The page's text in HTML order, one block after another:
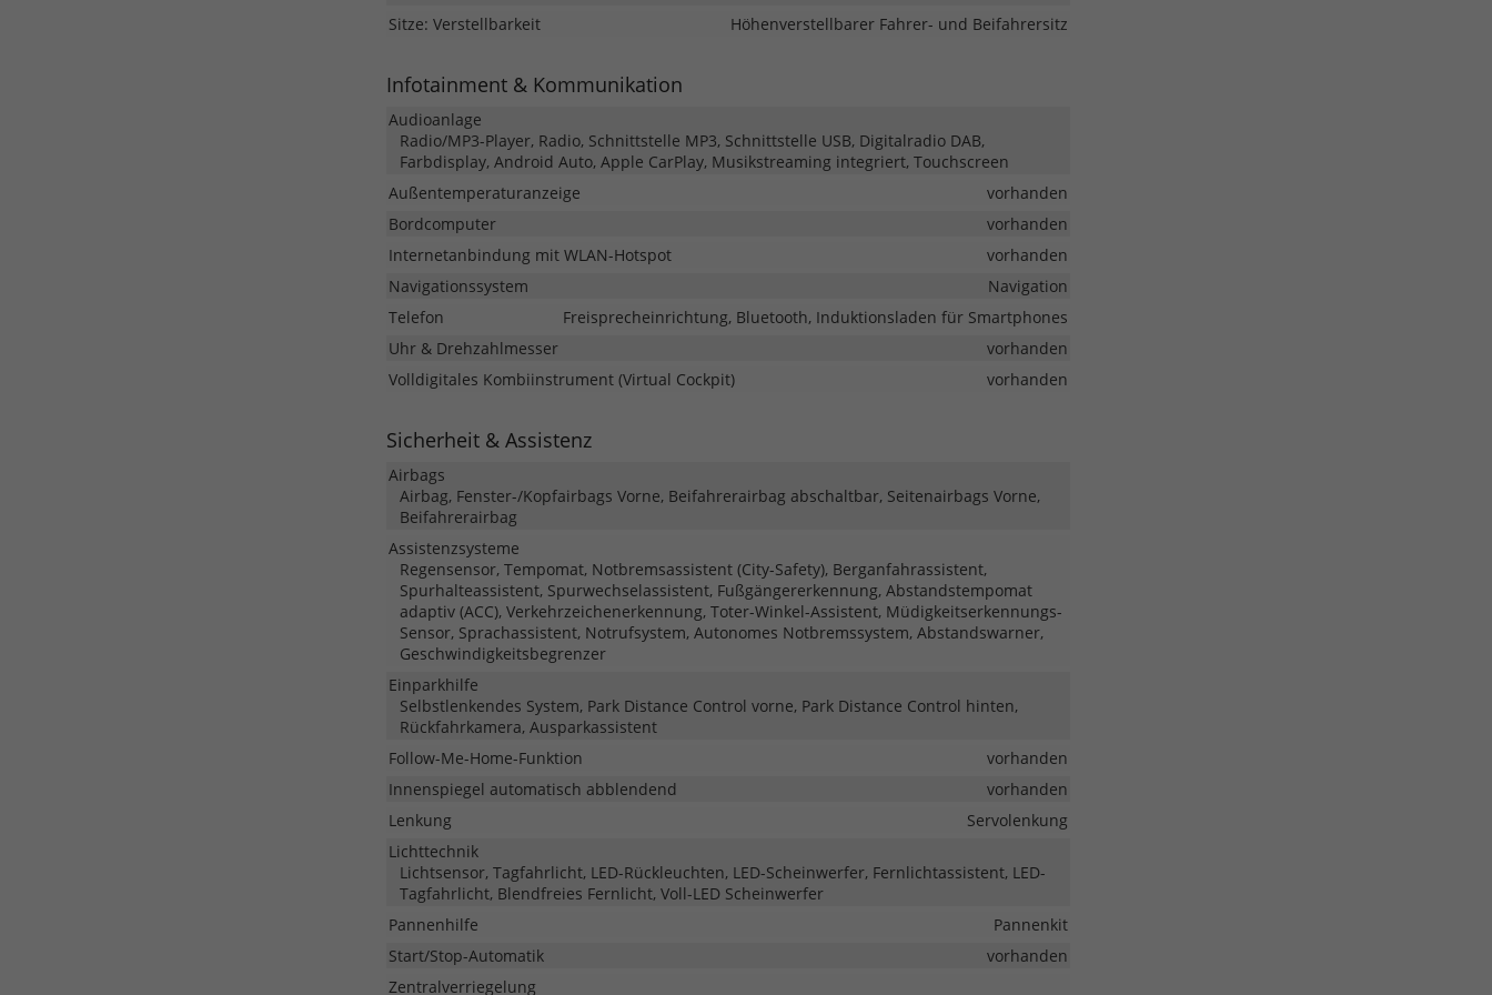
Sitze: Verstellbarkeit
Höhenverstellbarer Fahrer- und Beifahrersitz
Infotainment & Kommunikation
Audioanlage
Radio/MP3-Player, Radio, Schnittstelle MP3, Schnittstelle USB, Digitalradio DAB,
Farbdisplay, Android Auto, Apple CarPlay, Musikstreaming integriert, Touchscreen
Außentemperaturanzeige
vorhanden
Bordcomputer
vorhanden
Internetanbindung mit WLAN-Hotspot
vorhanden
Navigationssystem
Navigation
Telefon
Freisprecheinrichtung, Bluetooth, Induktionsladen für Smartphones
Uhr & Drehzahlmesser
vorhanden
Volldigitales Kombiinstrument (Virtual Cockpit)
vorhanden
Sicherheit & Assistenz
Airbags
Airbag, Fenster-/Kopfairbags Vorne, Beifahrerairbag abschaltbar, Seitenairbags Vorne,
Beifahrerairbag
Assistenzsysteme
Regensensor, Tempomat, Notbremsassistent (City-Safety), Berganfahrassistent,
Spurhalteassistent, Spurwechselassistent, Fußgängererkennung, Abstandstempomat
adaptiv (ACC), Verkehrzeichenerkennung, Toter-Winkel-Assistent, Müdigkeitserkennungs-
Sensor, Sprachassistent, Notrufsystem, Autonomes Notbremssystem, Abstandswarner,
Geschwindigkeitsbegrenzer
Einparkhilfe
Selbstlenkendes System, Park Distance Control vorne, Park Distance Control hinten,
Rückfahrkamera, Ausparkassistent
Follow-Me-Home-Funktion
vorhanden
Innenspiegel automatisch abblendend
vorhanden
Lenkung
Servolenkung
Lichttechnik
Lichtsensor, Tagfahrlicht, LED-Rückleuchten, LED-Scheinwerfer, Fernlichtassistent, LED-
Tagfahrlicht, Blendfreies Fernlicht, Voll-LED Scheinwerfer
Pannenhilfe
Pannenkit
Start/Stop-Automatik
vorhanden
Zentralverriegelung